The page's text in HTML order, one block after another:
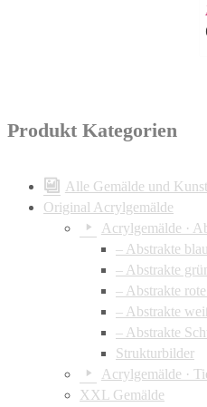
Produkt Kategorien
Alle Gemälde und
Original Acrylgemälde
Acrylgemälde ·
– Abstrakte
– Abstrakte
– Abstrakte
– Abstrakte
– Abstrakte
Strukturbilder
Acrylgemälde ·
XXL Gemälde